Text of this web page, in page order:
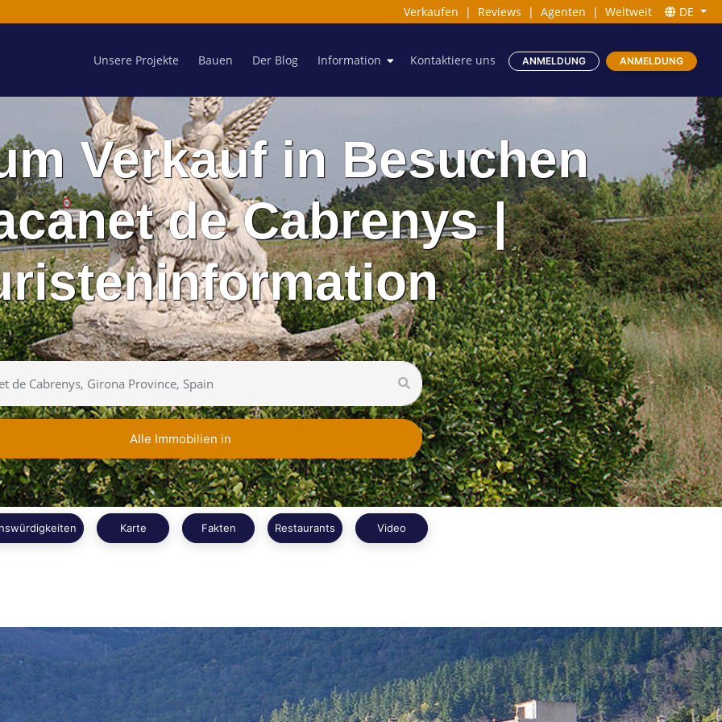
Verkaufen | Reviews | Agenten | Weltweit DE
Unsere Projekte Bauen Der Blog Information Kontaktiere uns ANMELDUNG ANMELDUNG
Verkauf in Besuchen
de Cabrenys |
Alle Immobilien in
Karte Fakten Restaurants Video